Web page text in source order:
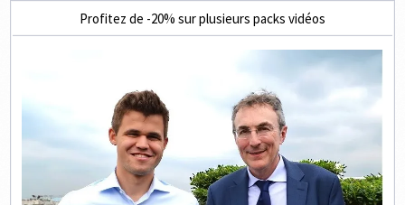
Profitez de -20% sur plusieurs packs vidéos